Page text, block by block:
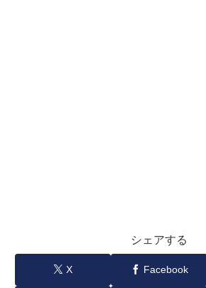
シェアする
X Facebook